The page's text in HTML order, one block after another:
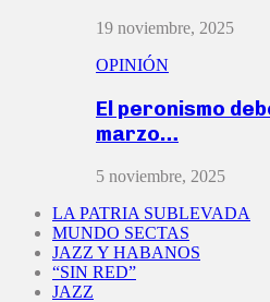
19 noviembre, 2025
OPINIÓN
El peronismo
marzo…
5 noviembre, 2025
LA PATRIA SUBLEVADA
MUNDO SECTAS
JAZZ Y HABANOS
“SIN RED”
JAZZ